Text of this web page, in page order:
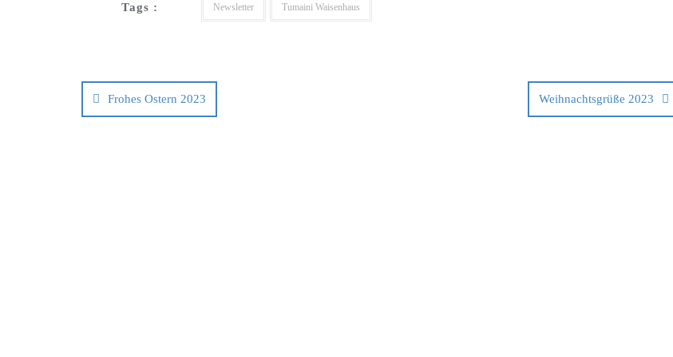
Tags : Newsletter Tumaini Waisenhaus
Frohes Ostern 2023 Weihnachtsgrüße 2023